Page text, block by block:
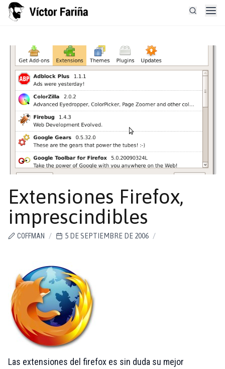
Extensiones Firefox,
imprescindibles
COFFMAN / 5 DE SEPTIEMBRE DE 2006 /
Las extensiones del firefox es sin duda su mejor